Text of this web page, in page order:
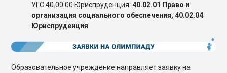
УГС 40.00.00 Юриспруденция:40.02.01 Право и
организация социального обеспечения, 40.02.04
Юриспруденция
Образовательное учреждение направляет заявку на